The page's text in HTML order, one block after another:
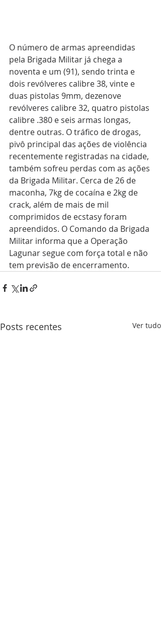
O número de armas apreendidas
pela Brigada Militar já chega a
noventa e um (91), sendo trinta e
dois revólveres calibre 38, vinte e
duas pistolas 9mm, dezenove
revólveres calibre 32, quatro pistolas
calibre .380 e seis armas longas,
dentre outras. O tráfico de drogas,
pivô principal das ações de violência
recentemente registradas na cidade,
também sofreu perdas com as ações
da Brigada Militar. Cerca de 26 de
maconha, 7kg de cocaína e 2kg de
crack, além de mais de mil
comprimidos de ecstasy foram
apreendidos. O Comando da Brigada
Militar informa que a Operação
Lagunar segue com força total e não
tem previsão de encerramento.
Posts recentes Ver tudo